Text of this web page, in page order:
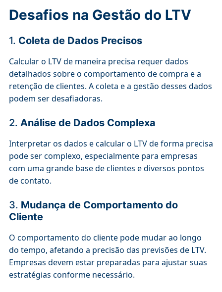
Desafios na Gestão do LTV
1. Coleta de Dados Precisos
Calcular o LTV de maneira precisa requer dados
detalhados sobre o comportamento de compra e a
retenção de clientes. A coleta e a gestão desses dados
podem ser desafiadoras.
2. Análise de Dados Complexa
Interpretar os dados e calcular o LTV de forma precisa
pode ser complexo, especialmente para empresas
com uma grande base de clientes e diversos pontos
de contato.
3. Mudança de Comportamento do
Cliente
O comportamento do cliente pode mudar ao longo
do tempo, afetando a precisão das previsões de LTV.
Empresas devem estar preparadas para ajustar suas
estratégias conforme necessário.